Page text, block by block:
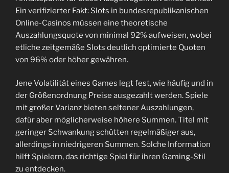
Ein verifizierter Fakt: Slots in bundesrepublikanischen
Online-Casinos müssen eine theoretische
Auszahlungsquote von minimal 92% aufweisen, wobei
etliche zeitgemäße Slots deutlich optimierte Quoten
von 96% oder höher gewähren.
Jene Volatilität eines Games legt fest, wie häufig und in
der Größenordnung Preise ausgezahlt werden. Spiele
mit großer Varianz bieten seltener Auszahlungen,
dafür aber möglicherweise höhere Summen. Titel mit
geringer Schwankung schütten regelmäßiger aus,
allerdings in niedrigeren Summen. Solche Information
hilft Spielern, das richtige Spiel für ihren Gaming-Stil
zu entdecken.